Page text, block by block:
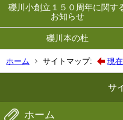
礫川小創立１５０周年に関す
お知らせ
礫川本の杜
ホーム サイトマップ: 現
サ
ホーム